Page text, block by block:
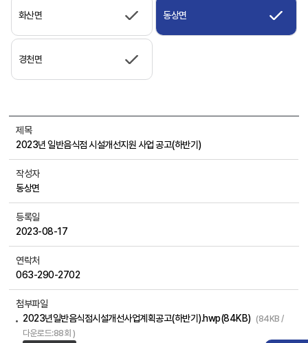
화산면 동상면
경천면
제목
2023년 일반음식점 시설개선지원 사업 공고(하반기)
작성자
동상면
등록일
2023-08-17
연락처
063-290-2702
첨부파일
2023년일반음식점시설개선사업계획공고(하반기).hwp(84KB) (84KB /
다운로드:88회 )